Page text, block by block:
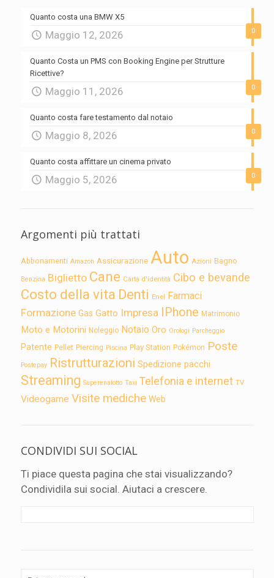
0
Quanto costa una BMW X5
Maggio 12, 2026
0
Quanto Costa un PMS con Booking Engine per Strutture
Ricettive?
Maggio 11, 2026
0
Quanto costa fare testamento dal notaio
Maggio 8, 2026
0
Quanto costa affittare un cinema privato
Maggio 5, 2026
Argomenti più trattati
Abbonamenti Amazon Assicurazione Auto Azioni Bagno
Benzina Biglietto Cane Carta d'identità Cibo e bevande
Costo della vita Denti Enel Farmaci
Formazione Gas Gatto Impresa IPhone Matrimonio
Moto e Motorini Noleggio Notaio Oro Orologi Parcheggio
Patente Pellet Piercing Piscina Play Station Pokémon Poste
Postepay Ristrutturazioni Spedizione pacchi
Streaming Superenalotto Taxi Telefonia e internet TV
Videogame Visite mediche Web
CONDIVIDI SUI SOCIAL
Ti piace questa pagina che stai visualizzando?
Condividila sui social. Aiutaci a crescere.